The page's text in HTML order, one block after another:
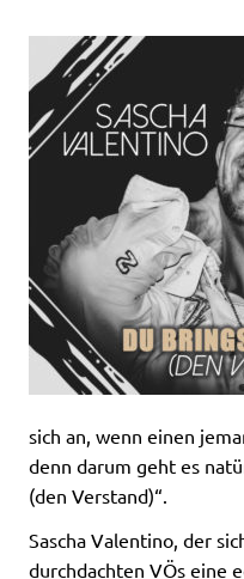
sich an, wenn einen
denn darum geht es
(den Verstand)“.
Sascha Valentino, der
durchdachten VÖs eine